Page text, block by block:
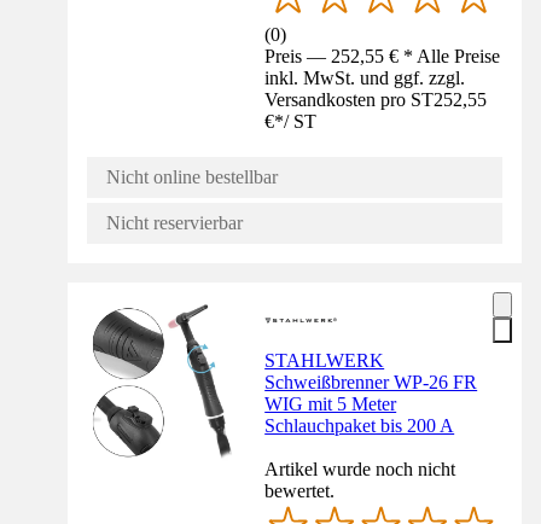
(0)
Preis — 252,55 € * Alle Preise
inkl. MwSt. und ggf. zzgl.
Versandkosten pro ST252,55
€*/ ST
Nicht online bestellbar
Nicht reservierbar
STAHLWERK
Schweißbrenner WP-26 FR
WIG mit 5 Meter
Schlauchpaket bis 200 A
Artikel wurde noch nicht
bewertet.